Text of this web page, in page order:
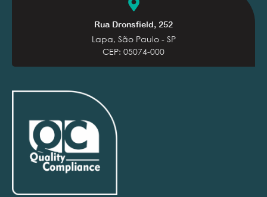
Rua Dronsfield, 252
Lapa, São Paulo - SP
CEP: 05074-000